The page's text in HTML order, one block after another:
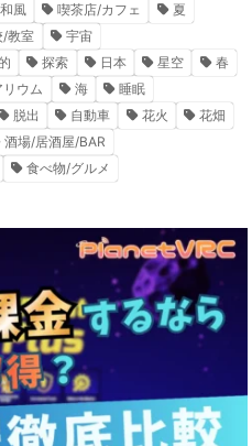
和風 喫茶店/カフェ
夏
/教室
宇宙
探索 日本 星空
春
ウム 海
睡眠
脱出 自動車 花火
花畑
酒場/居酒屋/BAR
食べ物/グルメ